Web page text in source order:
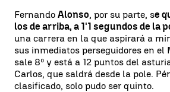
Fernando Alonso, por su parte, se
los de arriba, a 1'1 segundos de la
una carrera en la que aspirará a
sus inmediatos perseguidores en
sale 8º y está a 12 puntos del
Carlos, que saldrá desde la pole.
clasificado, solo pudo ser quinto.